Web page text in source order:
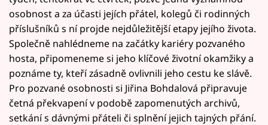
osobnost a za účasti jejích přátel, kolegů či rodinných
příslušníků s ní projde nejdůležitější etapy jejího života.
Společně nahlédneme na začátky kariéry pozvaného
hosta, připomeneme si jeho klíčové životní okamžiky a
poznáme ty, kteří zásadně ovlivnili jeho cestu ke slávě.
Pro pozvané osobnosti si Jiřina Bohdalová připravuje
četná překvapení v podobě zapomenutých archivů,
setkání s dávnými přáteli či splnění jejich tajných přání.